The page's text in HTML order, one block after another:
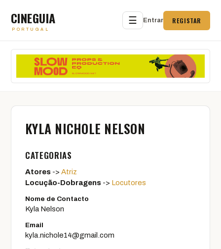
CINEGUIA
PORTUGAL
☰ Entrar REGISTAR
KYLA NICHOLE NELSON
CATEGORIAS
Atores -> Atriz
Locução-Dobragens -> Locutores
Nome de Contacto
Kyla Nelson
Email
kyla.nichole14@gmail.com